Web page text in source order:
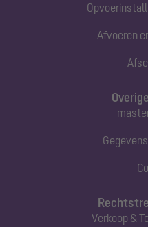
Afvoeren
Verkoop &